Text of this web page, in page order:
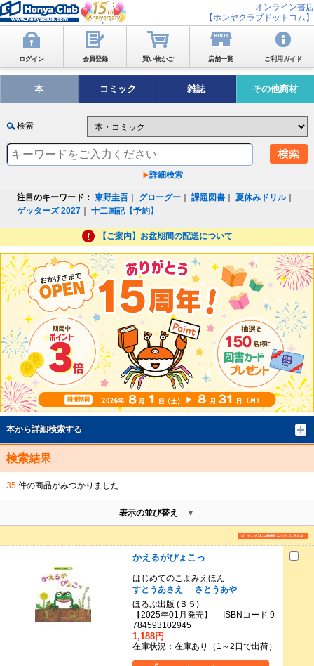
オンライン書店
【ホンヤクラブドットコム】
ログイン 会員登録 買い物かご 店舗一覧 ご利用ガイド
本 コミック 雑誌 その他商材
検索
詳細検索
注目のキーワード： 東野圭吾 グローグー ｜課題図書 ｜夏休みドリル｜
ゲッターズ 2027 ｜十二国記【予約】
【ご案内】お盆期間の配送について
本から詳細検索する
検索結果
35件の商品がみつかりました
表示の並び替え
かえるがぴょこっ
はじめてのこよみえほん
すとうあさえ
さとうあや
ほるぷ出版 (Ｂ５)
【2025年01月発売】 ISBNコード 9
784593102945
1,188円
在庫状況：在庫あり（1～2日で出荷）